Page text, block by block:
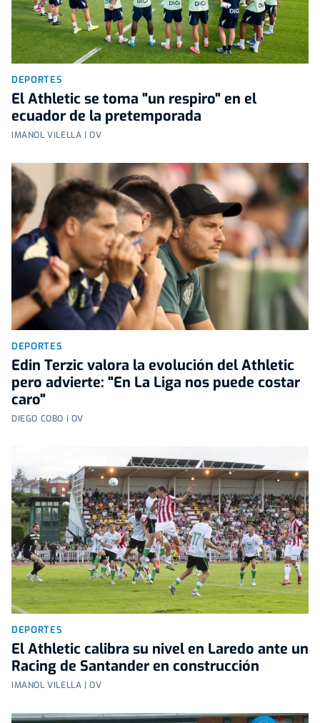
DEPORTES
El Athletic se toma "un respiro" en el
ecuador de la pretemporada
IMANOL VILELLA | OV
DEPORTES
Edin Terzic valora la evolución del Athletic
pero advierte: "En La Liga nos puede costar
caro"
DIEGO COBO | OV
DEPORTES
El Athletic calibra su nivel en Laredo ante un
Racing de Santander en construcción
IMANOL VILELLA | OV